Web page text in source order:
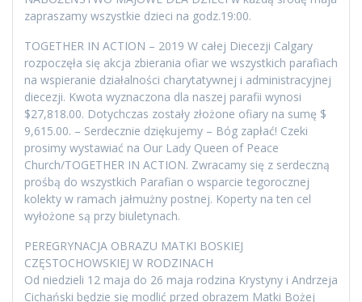
zapraszamy wszystkie dzieci na godz.19:00.
TOGETHER IN ACTION – 2019 W całej Diecezji Calgary
rozpoczęła się akcja zbierania ofiar we wszystkich parafiach
na wspieranie działalności charytatywnej i administracyjnej
diecezji. Kwota wyznaczona dla naszej parafii wynosi
$27,818.00. Dotychczas zostały złożone ofiary na sumę $
9,615.00. – Serdecznie dziękujemy – Bóg zapłać! Czeki
prosimy wystawiać na Our Lady Queen of Peace
Church/TOGETHER IN ACTION. Zwracamy się z serdeczną
prośbą do wszystkich Parafian o wsparcie tegorocznej
kolekty w ramach jałmużny postnej. Koperty na ten cel
wyłożone są przy biuletynach.
PEREGRYNACJA OBRAZU MATKI BOSKIEJ
CZĘSTOCHOWSKIEJ W RODZINACH
Od niedzieli 12 maja do 26 maja rodzina Krystyny i Andrzeja
Cichański będzie się modlić przed obrazem Matki Bożej